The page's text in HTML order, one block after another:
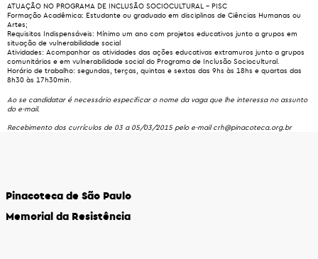
ATUAÇÃO NO PROGRAMA DE INCLUSÃO SOCIOCULTURAL – PISC
Formação Acadêmica: Estudante ou graduado em disciplinas de Ciências Humanas ou
Artes;
Requisitos Indispensáveis: Mínimo um ano com projetos educativos junto a grupos em
situação de vulnerabilidade social
Atividades: Acompanhar as atividades das ações educativas extramuros junto a grupos
comunitários e em vulnerabilidade social do Programa de Inclusão Sociocultural.
Horário de trabalho: segundas, terças, quintas e sextas das 9hs às 18hs e quartas das
8h30 às 17h30min.
Ao se candidatar é necessário especificar o nome da vaga que lhe interessa no assunto
do e-mail.
Recebimento dos currículos de 03 a 05/03/2015 pelo e-mailcrh@pinacoteca.org.br
Pinacoteca de São Paulo
Memorial da Resistência